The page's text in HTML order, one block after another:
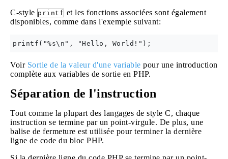
C-style printf et les fonctions associées sont également
disponibles, comme dans l'exemple suivant:
Voir Sortie de la valeur d'une variable pour une introduction
complète aux variables de sortie en PHP.
Séparation de l'instruction
Tout comme la plupart des langages de style C, chaque
instruction se termine par un point-virgule. De plus, une
balise de fermeture est utilisée pour terminer la dernière
ligne de code du bloc PHP.